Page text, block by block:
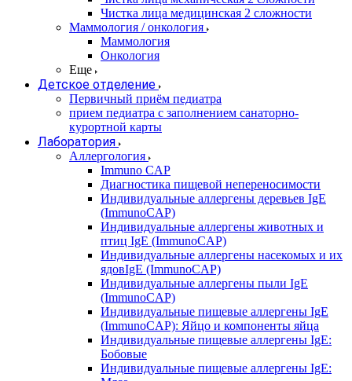
Чистка лица медицинская 2 сложности
Маммология / онкология
Маммология
Онкология
Еще
Детское отделение
Первичный приём педиатра
прием педиатра с заполнением санаторно-
курортной карты
Лаборатория
Аллергология
Immuno CAP
Диагностика пищевой непереносимости
Индивидуальные аллергены деревьев IgE
(ImmunoCAP)
Индивидуальные аллергены животных и
птиц IgE (ImmunoCAP)
Индивидуальные аллергены насекомых и их
ядовIgE (ImmunoCAP)
Индивидуальные аллергены пыли IgE
(ImmunoCAP)
Индивидуальные пищевые аллергены IgE
(ImmunoCAP): Яйцо и компоненты яйца
Индивидуальные пищевые аллергены IgE:
Бобовые
Индивидуальные пищевые аллергены IgE: